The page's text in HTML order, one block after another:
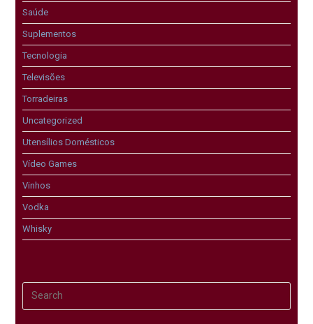
Saúde
Suplementos
Tecnologia
Televisões
Torradeiras
Uncategorized
Utensílios Domésticos
Vídeo Games
Vinhos
Vodka
Whisky